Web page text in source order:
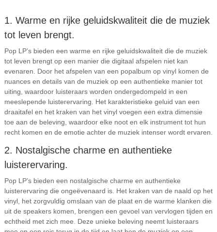
1. Warme en rijke geluidskwaliteit die de muziek
tot leven brengt.
Pop LP’s bieden een warme en rijke geluidskwaliteit die de muziek
tot leven brengt op een manier die digitaal afspelen niet kan
evenaren. Door het afspelen van een popalbum op vinyl komen de
nuances en details van de muziek op een authentieke manier tot
uiting, waardoor luisteraars worden ondergedompeld in een
meeslepende luisterervaring. Het karakteristieke geluid van een
draaitafel en het kraken van het vinyl voegen een extra dimensie
toe aan de beleving, waardoor elke noot en elk instrument tot hun
recht komen en de emotie achter de muziek intenser wordt ervaren.
2. Nostalgische charme en authentieke
luisterervaring.
Pop LP’s bieden een nostalgische charme en authentieke
luisterervaring die ongeëvenaard is. Het kraken van de naald op het
vinyl, het zorgvuldig omslaan van de plaat en de warme klanken die
uit de speakers komen, brengen een gevoel van vervlogen tijden en
echtheid met zich mee. Deze unieke beleving neemt luisteraars